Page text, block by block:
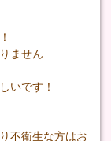
ません
いです！
不衛生な方はお